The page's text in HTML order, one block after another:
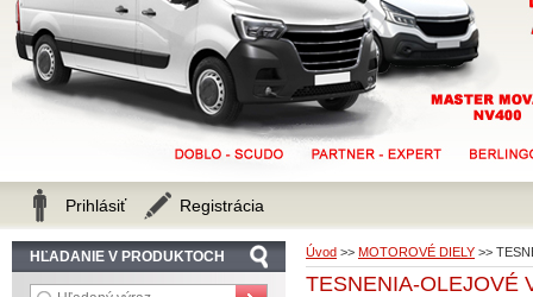
Úvod >> MOTOROVÉ DIELY >>
TESNENIA-OLEJOVÉ
HĽADANIE V PRODUKTOCH
Prihlásiť Registrácia